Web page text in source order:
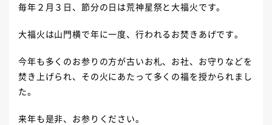
毎年２月３日、節分の日は荒神星祭と大福火です。
大福火は山門横で年に一度、行われるお焚きあげです。
今年も多くのお参りの方が古いお札、お社、お守りなどを
焚き上げられ、その火にあたって多くの福を授かられまし
た。
来年も是非、お参りください。